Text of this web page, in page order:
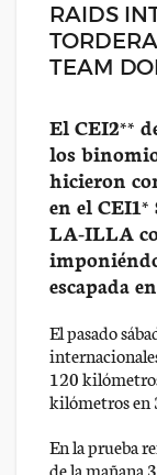
RAIDS
TEAM
El CEI2**
los
hicieron
en el
LA-ILLA
escapada
El pasado
120
kilómetros en
En la prueba
de la mañana